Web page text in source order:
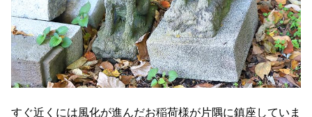
すぐ近くには風化が進んだお稲荷様が片隅に鎮座していま